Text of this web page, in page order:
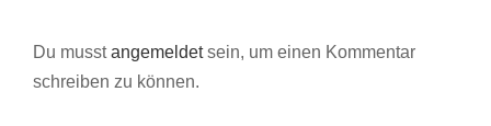
Du musstangemeldetsein, um einen Kommentar
schreiben zu können.